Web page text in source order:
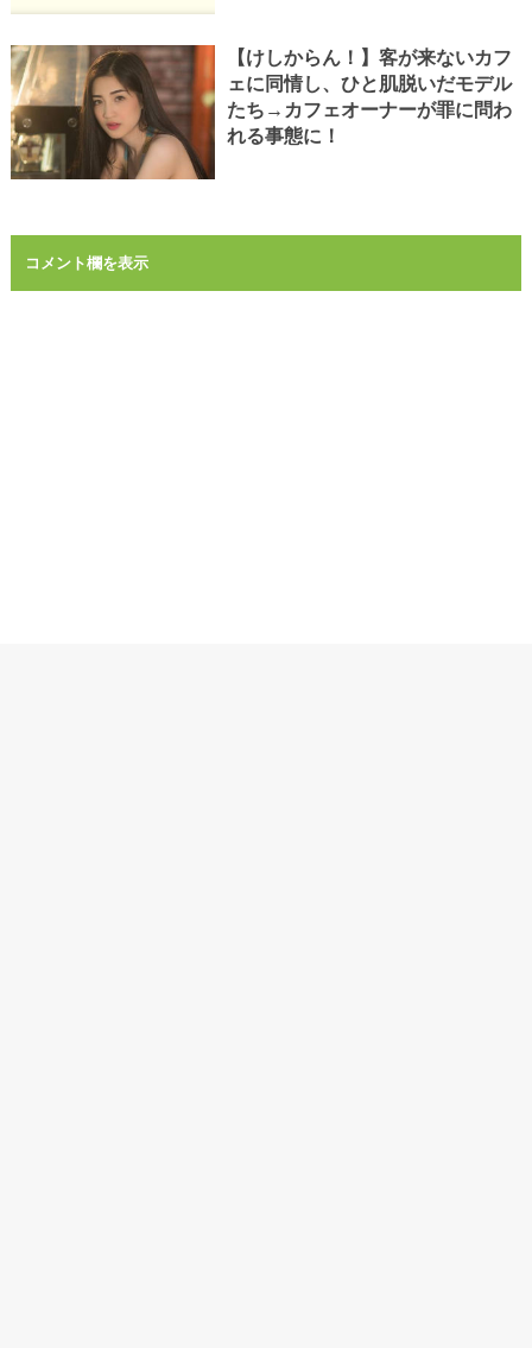
【けしからん！】客が来ないカフ
ェに同情し、ひと肌脱いだモデル
たち→カフェオーナーが罪に問わ
れる事態に！
コメント欄を表示